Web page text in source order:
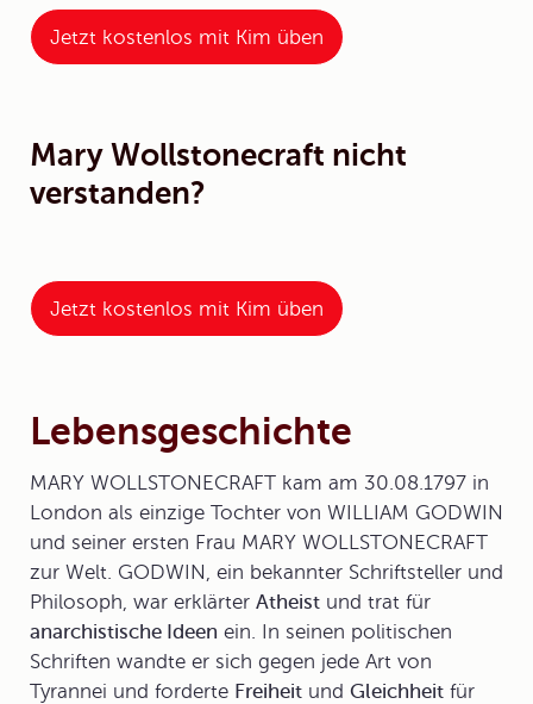
Jetzt kostenlos mit Kim üben
Mary Wollstonecraft nicht
verstanden?
Jetzt kostenlos mit Kim üben
Lebensgeschichte
MARY WOLLSTONECRAFT kam am 30.08.1797 in
London als einzige Tochter von WILLIAM GODWIN
und seiner ersten Frau MARY WOLLSTONECRAFT
zur Welt. GODWIN, ein bekannter Schriftsteller und
Philosoph, war erklärter Atheist und trat für
anarchistische Ideen ein. In seinen politischen
Schriften wandte er sich gegen jede Art von
Tyrannei und forderte Freiheit und Gleichheit für